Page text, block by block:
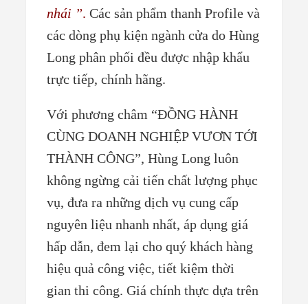
nhái ”. Các sản phẩm thanh Profile và
các dòng phụ kiện ngành cửa do Hùng
Long phân phối đều được nhập khẩu
trực tiếp, chính hãng.
Với phương châm “ĐỒNG HÀNH
CÙNG DOANH NGHIỆP VƯƠN TỚI
THÀNH CÔNG”, Hùng Long luôn
không ngừng cải tiến chất lượng phục
vụ, đưa ra những dịch vụ cung cấp
nguyên liệu nhanh nhất, áp dụng giá
hấp dẫn, đem lại cho quý khách hàng
hiệu quả công việc, tiết kiệm thời
gian thi công. Giá chính thực dựa trên